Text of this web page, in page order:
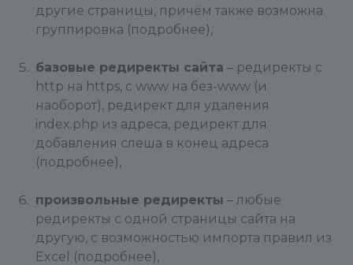
другие страницы, причём также возможна
группировка (подробнее),
базовые редиректы сайта – редиректы с
http на https, с www на без-www (и
наоборот), редирект для удаления
index.php из адреса, редирект для
добавления слеша в конец адреса
(подробнее),
произвольные редиректы – любые
редиректы с одной страницы сайта на
другую, с возможностью импорта правил из
Excel (подробнее),